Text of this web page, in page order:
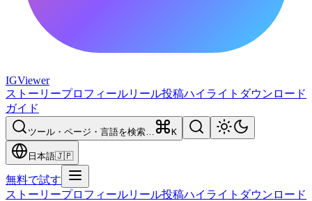
IGViewer
ストーリープロフィールリール投稿ハイライト ダウンロード
ガイド
ツール・ページ・言語を検索… K
日本語🇯🇵
無料で試す
ストーリープロフィールリール投稿ハイライト ダウンロード